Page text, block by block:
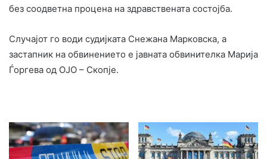
без соодветна процена на здравствената состојба.
Случајот го води судијката Снежана Марковска, а
застапник на обвинението е јавната обвинителка Марија
Ѓоргева од ОЈО – Скопје.